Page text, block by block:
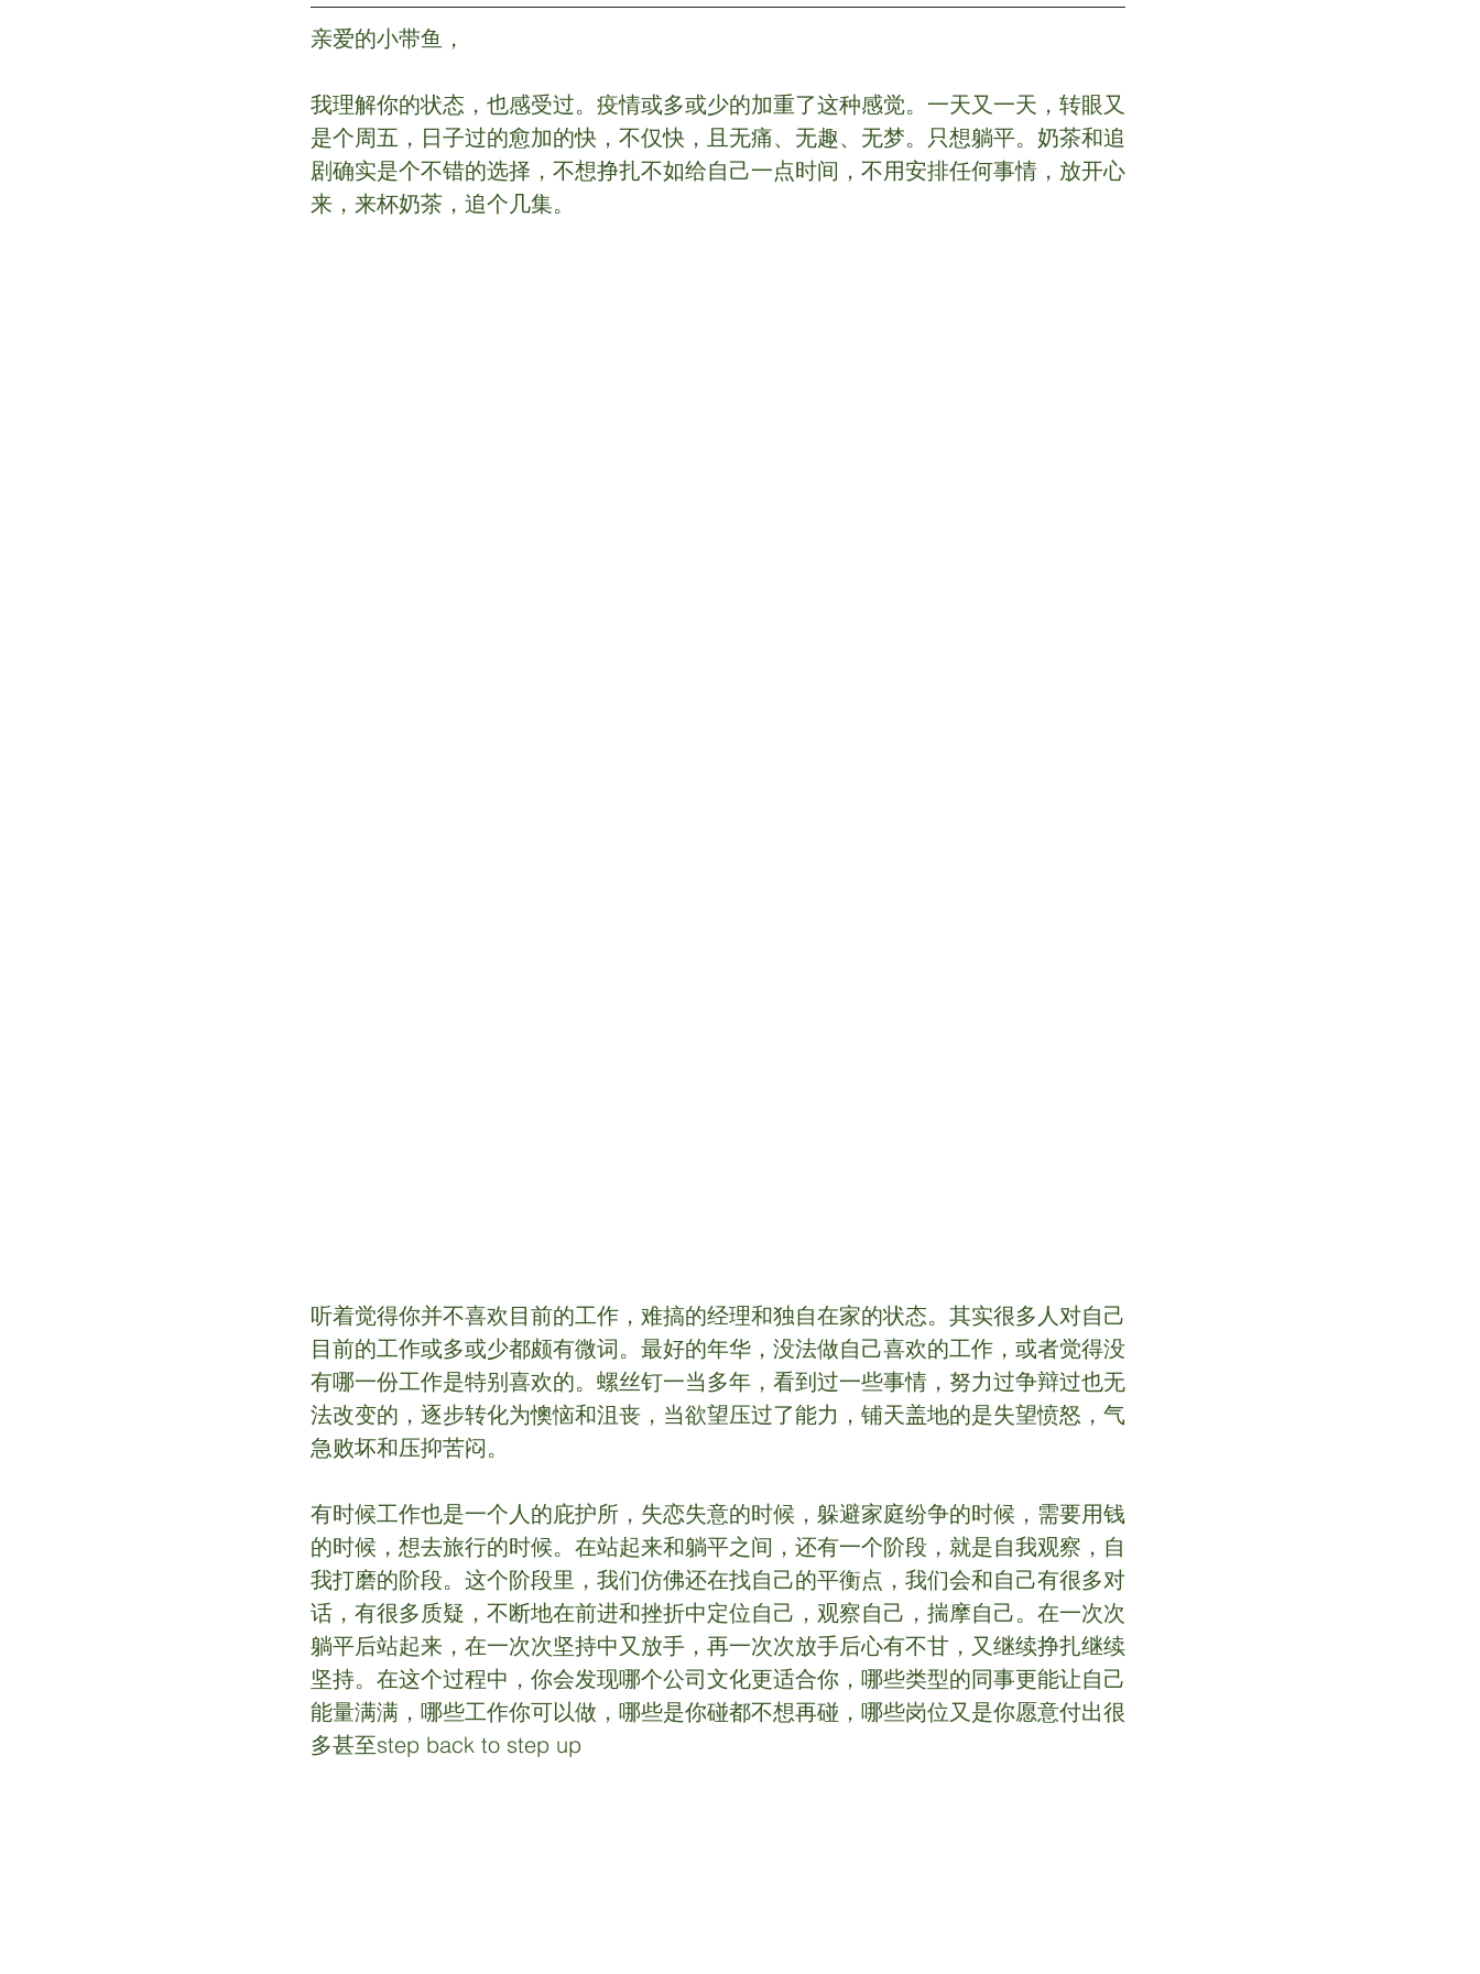
亲爱的小带鱼，
我理解你的状态，也感受过。疫情或多或少的加重了这种感觉。一天又一天，转眼又
是个周五，日子过的愈加的快，不仅快，且无痛、无趣、无梦。只想躺平。奶茶和追
剧确实是个不错的选择，不想挣扎不如给自己一点时间，不用安排任何事情，放开心
来，来杯奶茶，追个几集。
听着觉得你并不喜欢目前的工作，难搞的经理和独自在家的状态。其实很多人对自己
目前的工作或多或少都颇有微词。最好的年华，没法做自己喜欢的工作，或者觉得没
有哪一份工作是特别喜欢的。螺丝钉一当多年，看到过一些事情，努力过争辩过也无
法改变的，逐步转化为懊恼和沮丧，当欲望压过了能力，铺天盖地的是失望愤怒，气
急败坏和压抑苦闷。
有时候工作也是一个人的庇护所，失恋失意的时候，躲避家庭纷争的时候，需要用钱
的时候，想去旅行的时候。在站起来和躺平之间，还有一个阶段，就是自我观察，自
我打磨的阶段。这个阶段里，我们仿佛还在找自己的平衡点，我们会和自己有很多对
话，有很多质疑，不断地在前进和挫折中定位自己，观察自己，揣摩自己。在一次次
躺平后站起来，在一次次坚持中又放手，再一次次放手后心有不甘，又继续挣扎继续
坚持。在这个过程中，你会发现哪个公司文化更适合你，哪些类型的同事更能让自己
能量满满，哪些工作你可以做，哪些是你碰都不想再碰，哪些岗位又是你愿意付出很
多甚至step back to step up